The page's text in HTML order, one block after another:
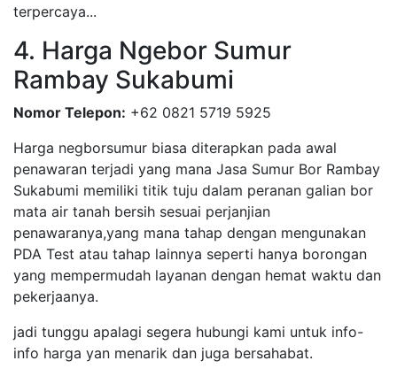
terpercaya...
4. Harga Ngebor Sumur
Rambay Sukabumi
Nomor Telepon: +62 0821 5719 5925
Harga negborsumur biasa diterapkan pada awal
penawaran terjadi yang mana Jasa Sumur Bor Rambay
Sukabumi memiliki titik tuju dalam peranan galian bor
mata air tanah bersih sesuai perjanjian
penawaranya,yang mana tahap dengan mengunakan
PDA Test atau tahap lainnya seperti hanya borongan
yang mempermudah layanan dengan hemat waktu dan
pekerjaanya.
jadi tunggu apalagi segera hubungi kami untuk info-
info harga yan menarik dan juga bersahabat.